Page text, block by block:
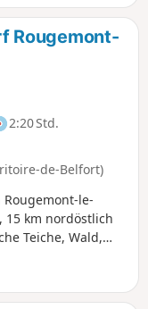
Rougemont-
2:20 Std.
de-Belfort)
le-
15 km nordöstlich
Teiche, Wald,
Rougemont –